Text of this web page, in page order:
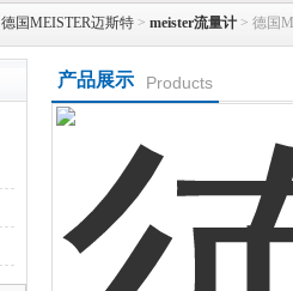
德国MEISTER迈斯特 > meister流量计 > 德国
产品展示 Products